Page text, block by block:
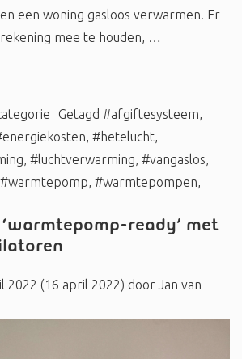
een woning gasloos verwarmen. Er
mee te houden, …
Getagd #afgiftesysteem,
, #hetelucht,
, #luchtverwarming, #vangaslos,
#warmtepomp, #warmtepompen,
ready’ met
2022 (16 april 2022) door Jan van